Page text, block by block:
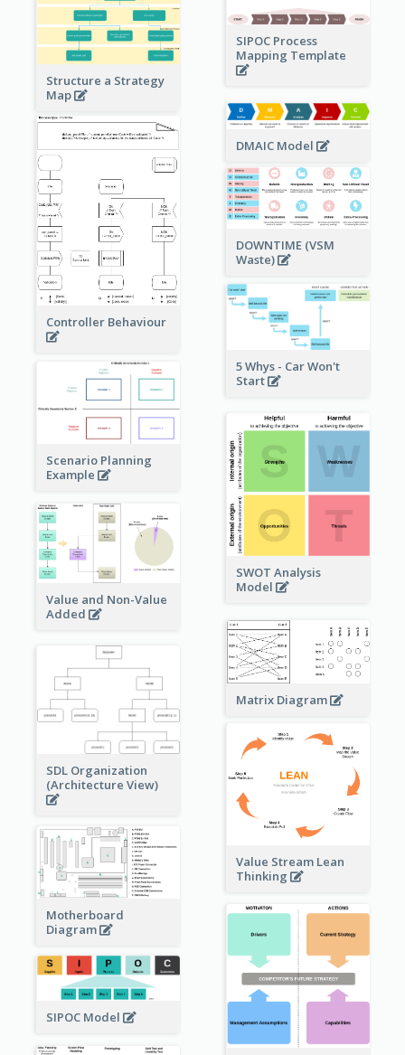
SIPOC Process
Mapping Template
Structure a Strategy
Map
DMAIC Model
Controller Behaviour
DOWNTIME (VSM
Waste)
5 Whys - Car Won't
Start
Scenario Planning
Example
SWOT Analysis
Model
Value and Non-Value
Added
Matrix Diagram
SDL Organization
(Architecture View)
Value Stream Lean
Thinking
Motherboard
Diagram
SIPOC Model